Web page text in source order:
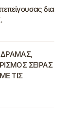
δια
ΣΕΙΡΑΣ
ΤΙΣ